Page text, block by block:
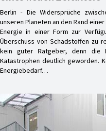
Berlin - Die Widersprüche
unseren Planeten an den Rand
Energie in einer Form zur
Überschuss von Schadstoffen zu
kein guter Ratgeber, denn die
Katastrophen deutlich geworden.
Energiebedarf…